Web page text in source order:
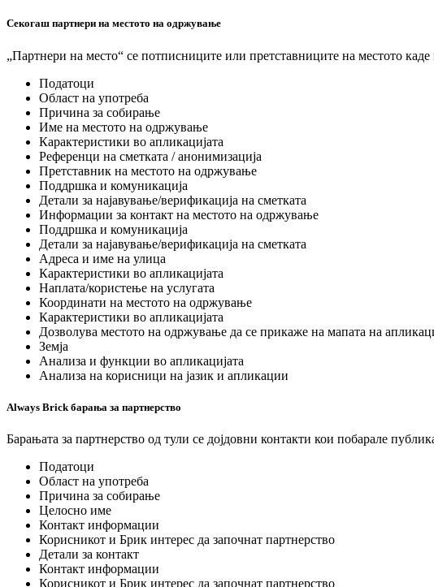
Секогаш партнери на местото на одржување
„Партнери на место“ се потписниците или претставниците на местото
Податоци
Област на употреба
Причина за собирање
Име на местото на одржување
Карактеристики во апликацијата
Референци на сметката / анонимизација
Претставник на местото на одржување
Поддршка и комуникација
Детали за најавување/верификација на сметката
Информации за контакт на местото на одржување
Поддршка и комуникација
Детали за најавување/верификација на сметката
Адреса и име на улица
Карактеристики во апликацијата
Наплата/користење на услугата
Координати на местото на одржување
Карактеристики во апликацијата
Дозволува местото на одржување да се прикаже на мапата на
Земја
Анализа и функции во апликацијата
Анализа на корисници на јазик и апликации
Always Brick барања за партнерство
Барањата за партнерство од тули се дојдовни контакти кои побарале
Податоци
Област на употреба
Причина за собирање
Целосно име
Контакт информации
Корисникот и Брик интерес да започнат партнерство
Детали за контакт
Контакт информации
Корисникот и Брик интерес да започнат партнерство